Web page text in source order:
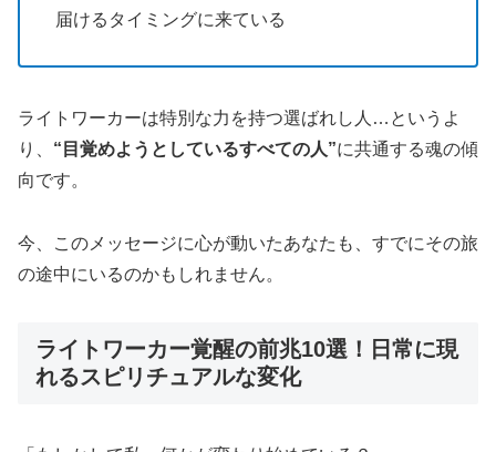
届けるタイミングに来ている
ライトワーカーは特別な力を持つ選ばれし人…というよ
り、 “目覚めようとしているすべての人”に共通する魂の傾
向です。
今、このメッセージに心が動いたあなたも、すでにその旅
の途中にいるのかもしれません。
ライトワーカー覚醒の前兆10選！日常に現
れるスピリチュアルな変化